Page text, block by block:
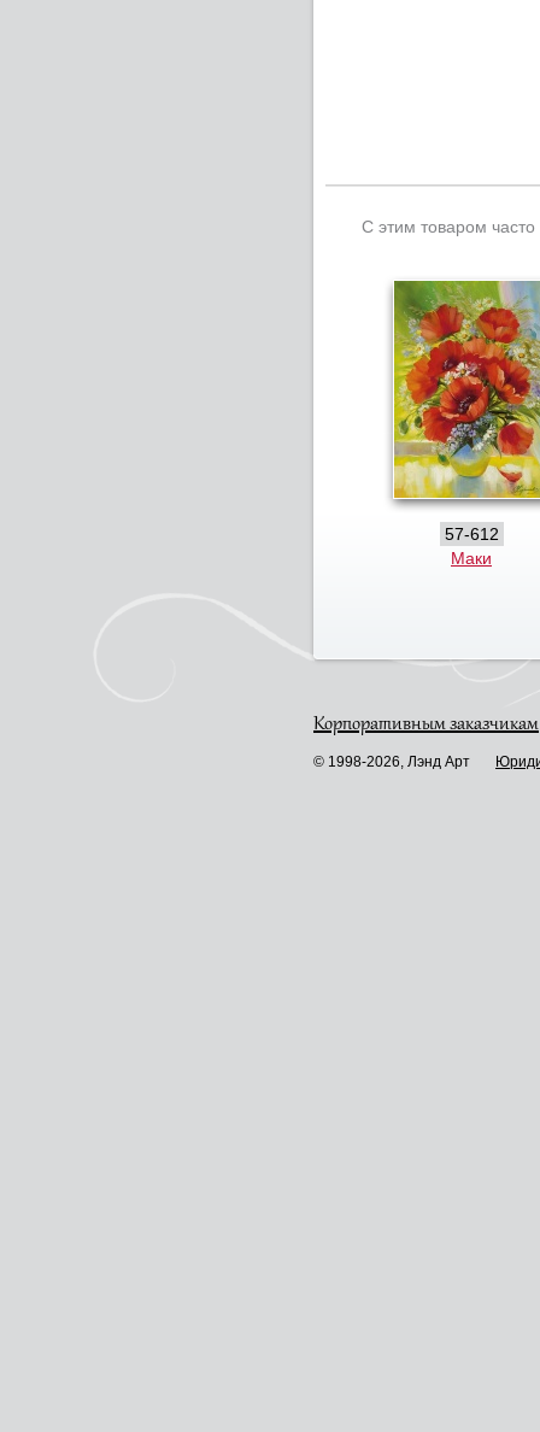
С этим товаром часто
57-612
Маки
Корпоративным заказчикам
© 1998-2026, Лэнд Арт